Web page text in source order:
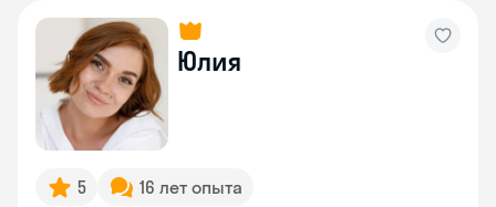
Юлия
5 16 лет опыта